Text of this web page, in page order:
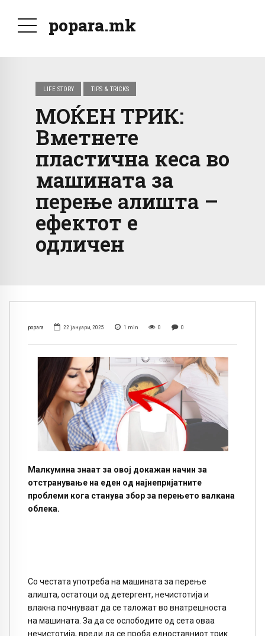
popara.mk
LIFE STORY TIPS & TRICKS
МОЌЕН ТРИК:
Вметнете
пластична кеса во
машината за
перење алишта –
ефектот е
одличен
popara 22 јануари, 2025 1 min 0 0
Малкумина знаат за овој докажан начин за
отстранување на еден од најнепријатните
проблеми кога станува збор за перењето валкана
облека.
Со честата употреба на машината за перење
алишта, остатоци од детергент, нечистотија и
влакна почнуваат да се таложат во внатрешноста
на машината. За да се ослободите од сета оваа
нечистотија, вреди да се проба едноставниот трик